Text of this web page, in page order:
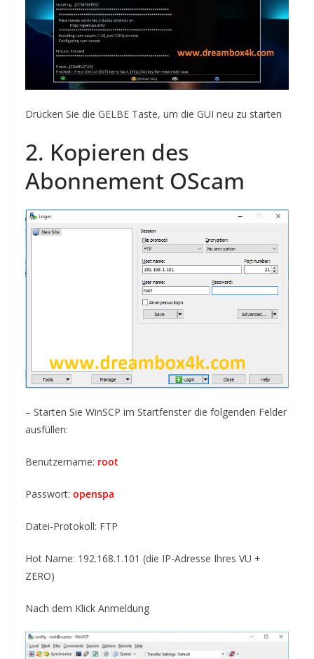
Drücken Sie die GELBE Taste, um die GUI neu zu starten
2. Kopieren des
Abonnement OScam
– Starten Sie WinSCP im Startfenster die folgenden Felder
ausfüllen:
Benutzername: root
Passwort: openspa
Datei-Protokoll: FTP
Hot Name: 192.168.1.101 (die IP-Adresse Ihres VU +
ZERO)
Nach dem Klick Anmeldung